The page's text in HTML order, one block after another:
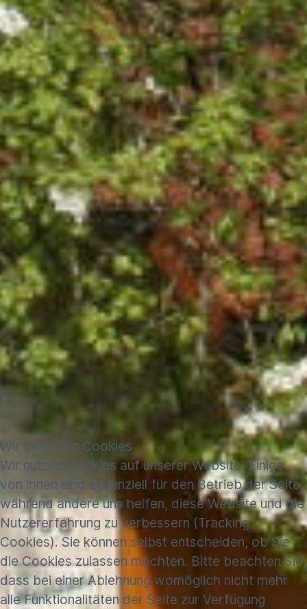
Wir benutzen Cookies
Wir nutzen Cookies auf unserer Website. Einige
von ihnen sind essenziell für den Betrieb der Seite,
während andere uns helfen, diese Website und die
Nutzererfahrung zu verbessern (Tracking
Cookies). Sie können selbst entscheiden, ob Sie
die Cookies zulassen möchten. Bitte beachten Sie,
dass bei einer Ablehnung womöglich nicht mehr
alle Funktionalitäten der Seite zur Verfügung